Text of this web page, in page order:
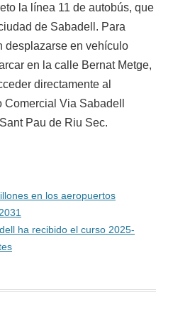
la línea 11 de autobús, que
de Sabadell. Para
desplazarse en vehículo
en la calle Bernat Metge,
directamente al
Via Sabadell
Pau de Riu Sec.
en los aeropuertos
ha recibido el curso 2025-